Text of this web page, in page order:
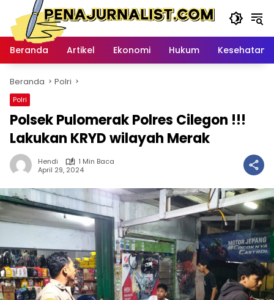
Langsung
konten
Beranda
Artikel Ekonomi Hukum Kesehatan
Beranda Polri
Polri
Polsek Pulomerak Polres Cilegon !!!
Lakukan KRYD wilayah Merak
Hendi
1 Min Baca
April 29, 2024